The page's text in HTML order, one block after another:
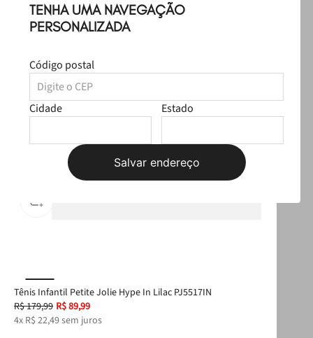
TENHA UMA NAVEGAÇÃO
PERSONALIZADA
Código postal
Cidade Estado
Salvar endereço
Tênis Infantil Petite Jolie Hype In Lilac PJ5517IN
R$179,99 R$89,99
4x R$ 22,49sem juros